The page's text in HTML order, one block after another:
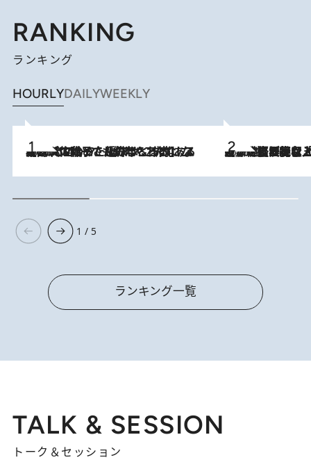
RANKING
ランキング
HOURLYDAILYWEEKLY
2026.8.5
【阿川佐和子さんの年とる力】なぜ70代で始めた趣味は“こんなに楽しい”のか？ ピアノ、俳句…スランプに陥っても続けられる“ある秘訣”とは 2026.8.5
【なぜ吉沢亮は「気配を消せる」のか？】興行収入208億の『国宝』を経て挑むミュージカル『ディア・エヴァン・ハンセン』。トップ俳優が舞台上でさらけ出した“孤独”とは
1 / 5
ランキング一覧
TALK & SESSION
トーク＆セッション